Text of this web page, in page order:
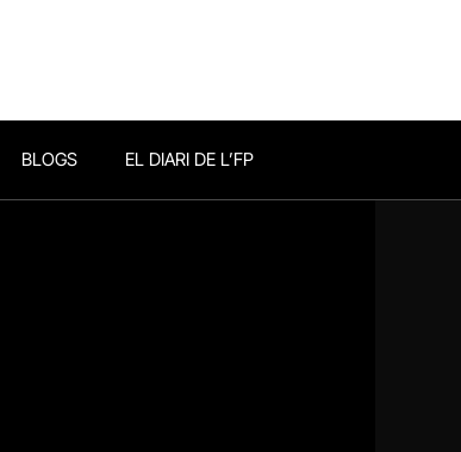
BLOGS EL DIARI DE L’FP